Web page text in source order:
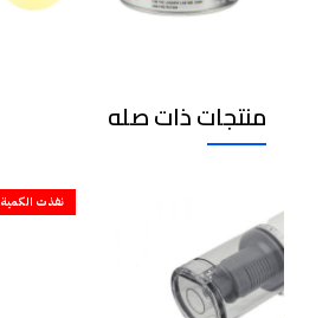
منتجات ذات صله
نفذت الكمية